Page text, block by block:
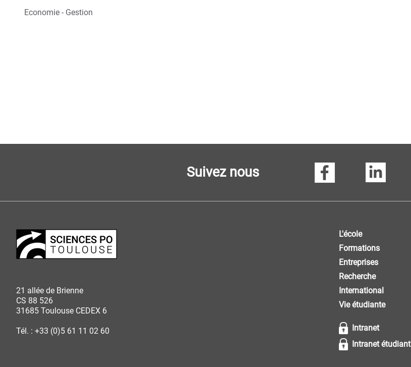
Economie - Gestion
Suivez nous
21 allée de Brienne
CS 88 526
31685 Toulouse CEDEX 6
Tél. : +33 (0)5 61 11 02 60
L'école
Formations
Entreprises
Recherche
International
Vie étudiante
Intranet
Intranet étudiant